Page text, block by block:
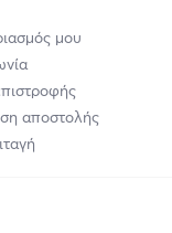
μου
αποστολής